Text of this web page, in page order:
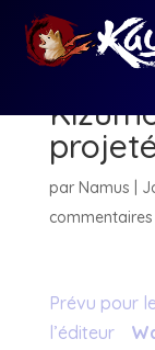
Le film
par Namus
commentaires
Prévu pour le
l’éditeur